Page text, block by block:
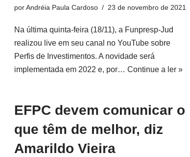
porAndréia Paula Cardoso 23 de novembro de 2021
Na última quinta-feira (18/11), a Funpresp-Jud
realizou live em seu canal no YouTube sobre
Perfis de Investimentos. A novidade será
implementada em 2022 e, por… Continue a ler »
EFPC devem comunicar o
que têm de melhor, diz
Amarildo Vieira